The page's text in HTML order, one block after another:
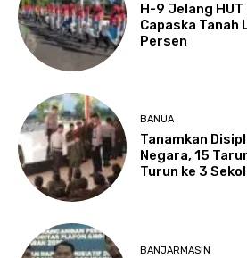
H-9 Jelang
Capaska Tanah
Persen
BANUA
Tanamkan
Negara, 15
Turun ke 3
BANJARMASIN